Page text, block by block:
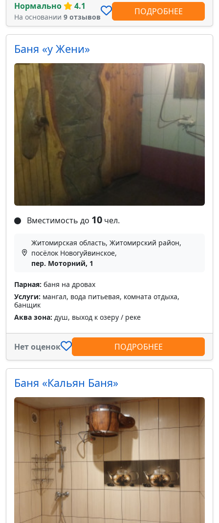
Нормально 4.1
На основании 9 отзывов
ПОДРОБНЕЕ
Баня «у Жени»
Вместимость до 10 чел.
Житомирская область, Житомирский район,
посёлок Новогуйвинское,
пер. Моторний, 1
Парная: баня на дровах
Услуги: мангал, вода питьевая, комната отдыха,
банщик
Аква зона: душ, выход к озеру / реке
Нет оценок ПОДРОБНЕЕ
Баня «Кальян Баня»